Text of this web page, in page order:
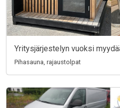
Yritysjärjestelyn vuoksi
Pihasauna, rajaustolpat